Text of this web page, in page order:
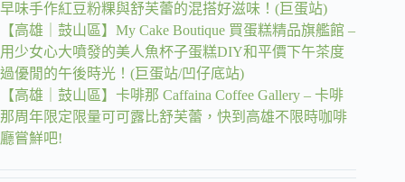
早味手作紅豆粉粿與舒芙蕾的混搭好滋味！(巨蛋站)
【高雄｜鼓山區】My Cake Boutique 買蛋糕精品旗艦館 –
用少女心大噴發的美人魚杯子蛋糕DIY和平價下午茶度
過優閒的午後時光！(巨蛋站/凹仔底站)
【高雄｜鼓山區】卡啡那 Caffaina Coffee Gallery – 卡啡
那周年限定限量可可露比舒芙蕾，快到高雄不限時咖啡
廳嘗鮮吧!